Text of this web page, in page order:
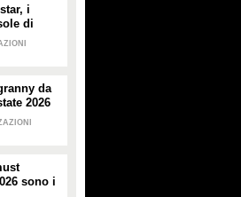
i
di
l'estate
da
2026
sono i